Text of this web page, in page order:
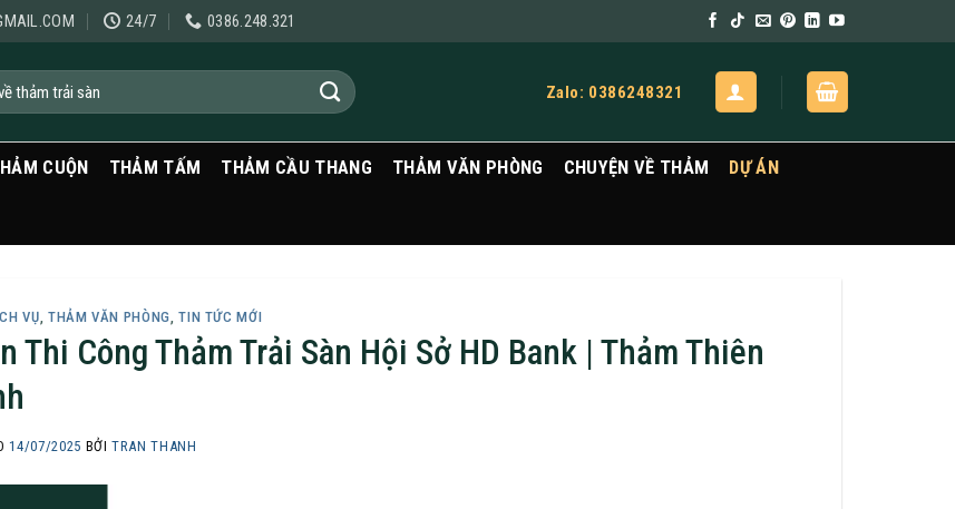
24/7 0386.248.321
Zalo: 0386248321
CUỘN THẢM TẤM THẢM CẦU THANG THẢM VĂN PHÒNG CHUYỆN VỀ THẢM DỰ ÁN
VỤ THẢM VĂN PHÒNG ,TIN TỨC MỚI
Thi Công Thảm Trải Sàn Hội Sở HD Bank | Thảm Thiên
14/07/2025 BỞITRAN THANH